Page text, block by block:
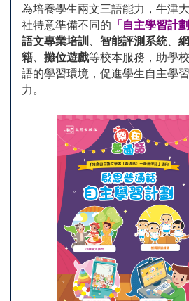
為培養學生兩文三語能力，牛津
社特意準備不同的 「自主學習計劃
語文專業培訓、 智能評測系統、
籍、 攤位遊戲等校本服務，助學
語的學習環境，促進學生自主學
力。